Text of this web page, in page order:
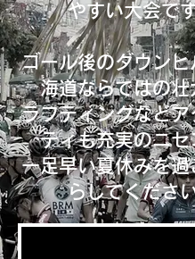
やすい大会で
ゴール後のダウンヒ
海道ならではの壮
ラフティングなどア
ティも充実のニセ
一足早い夏休みを過
らしてくださ